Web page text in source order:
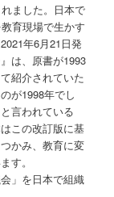
ました。日本で
育現場で生かす
年6月21日発
は、原書が1993
紹介されていた
が1998年でし
言われている
この改訂版に基
かみ、教育に変
す。
」を日本で組織